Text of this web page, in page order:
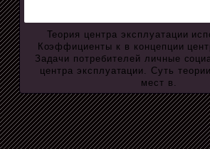
Теория центра эксплуатации
Коэффициенты к в концепции
Задачи потребителей личные
центра эксплуатации. Суть
мест в.